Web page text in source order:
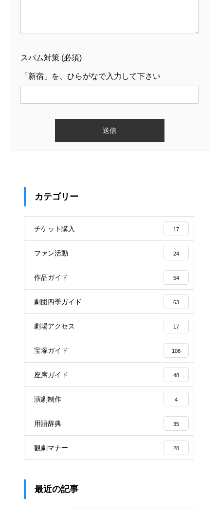
スパム対策 (必須)
「新宿」を、ひらがなで入力して下さい
カテゴリー
チケット購入 17
ファン活動 24
作品ガイド 54
劇団四季ガイド 63
劇場アクセス 17
宝塚ガイド 108
座席ガイド 48
演劇制作 4
用語辞典 35
観劇マナー 28
最近の記事